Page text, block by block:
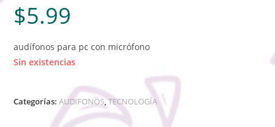
$5.99
audífonos para pc con micrófono
Sin existencias
Categorías:AUDIFONOS,TECNOLOGÍA